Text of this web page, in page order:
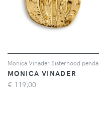
MONICA VINADER
€ 119,00